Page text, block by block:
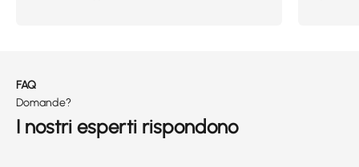
FAQ
Domande?
I nostri esperti rispondono